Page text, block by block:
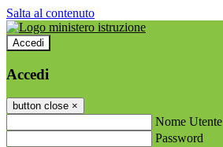
Salta al contenuto
Accedi
Accedi
button close ×
Nome Utente
Password